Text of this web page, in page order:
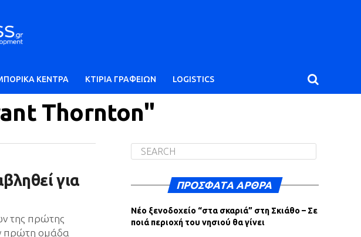
ΚΕΝΤΡΑ ΚΤΙΡΙΑ ΓΡΑΦΕΙΩΝ LOGISTICS
Thornton"
για
της πρώτης
πρώτη ομάδα
ΠΡΌΣΦΑΤΑ ΆΡΘΡΑ
Νέο ξενοδοχείο “στα σκαριά” στη Σκιάθο – Σε
ποιά περιοχή του νησιού θα γίνει